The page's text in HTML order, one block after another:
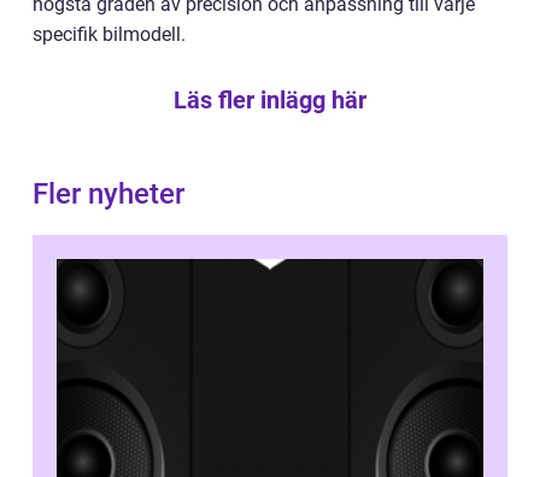
högsta graden av precision och anpassning till varje
specifik bilmodell.
Läs fler inlägg här
Fler nyheter